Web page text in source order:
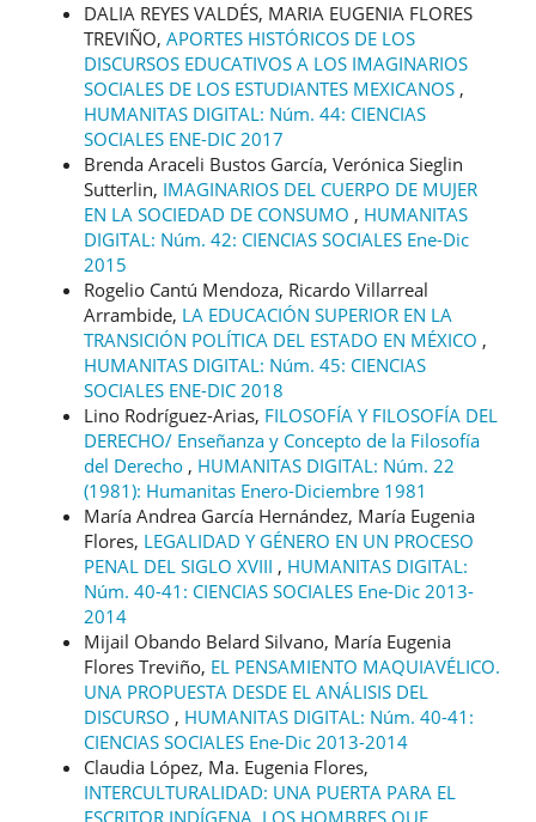
DALIA REYES VALDÉS, MARIA EUGENIA FLORES
TREVIÑO, APORTES HISTÓRICOS DE LOS
DISCURSOS EDUCATIVOS A LOS IMAGINARIOS
SOCIALES DE LOS ESTUDIANTES MEXICANOS ,
HUMANITAS DIGITAL: Núm. 44: CIENCIAS
SOCIALES ENE-DIC 2017
Brenda Araceli Bustos García, Verónica Sieglin
Sutterlin, IMAGINARIOS DEL CUERPO DE MUJER
EN LA SOCIEDAD DE CONSUMO , HUMANITAS
DIGITAL: Núm. 42: CIENCIAS SOCIALES Ene-Dic
2015
Rogelio Cantú Mendoza, Ricardo Villarreal
Arrambide, LA EDUCACIÓN SUPERIOR EN LA
TRANSICIÓN POLÍTICA DEL ESTADO EN MÉXICO ,
HUMANITAS DIGITAL: Núm. 45: CIENCIAS
SOCIALES ENE-DIC 2018
Lino Rodríguez-Arias, FILOSOFÍA Y FILOSOFÍA DEL
DERECHO/ Enseñanza y Concepto de la Filosofía
del Derecho , HUMANITAS DIGITAL: Núm. 22
(1981): Humanitas Enero-Diciembre 1981
María Andrea García Hernández, María Eugenia
Flores, LEGALIDAD Y GÉNERO EN UN PROCESO
PENAL DEL SIGLO XVIII , HUMANITAS DIGITAL:
Núm. 40-41: CIENCIAS SOCIALES Ene-Dic 2013-
2014
Mijail Obando Belard Silvano, María Eugenia
Flores Treviño, EL PENSAMIENTO MAQUIAVÉLICO.
UNA PROPUESTA DESDE EL ANÁLISIS DEL
DISCURSO , HUMANITAS DIGITAL: Núm. 40-41:
CIENCIAS SOCIALES Ene-Dic 2013-2014
Claudia López, Ma. Eugenia Flores,
INTERCULTURALIDAD: UNA PUERTA PARA EL